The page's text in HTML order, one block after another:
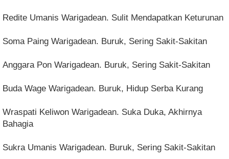
Redite Umanis Warigadean. Sulit Mendapatkan Keturunan
Soma Paing Warigadean. Buruk, Sering Sakit-Sakitan
Anggara Pon Warigadean. Buruk, Sering Sakit-Sakitan
Buda Wage Warigadean. Buruk, Hidup Serba Kurang
Wraspati Keliwon Warigadean. Suka Duka, Akhirnya
Bahagia
Sukra Umanis Warigadean. Buruk, Sering Sakit-Sakitan